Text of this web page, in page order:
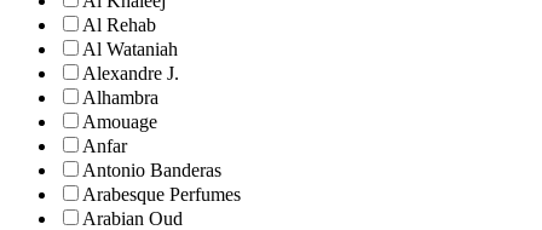
Al Rehab
Al Wataniah
Alexandre J.
Alhambra
Amouage
Anfar
Antonio Banderas
Arabesque Perfumes
Arabian Oud